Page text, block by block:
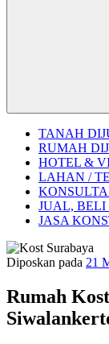
TANAH
RUMAH
HOTEL &
LAHAN /
JUAL,
JASA
Diposkan pada 21
Rumah